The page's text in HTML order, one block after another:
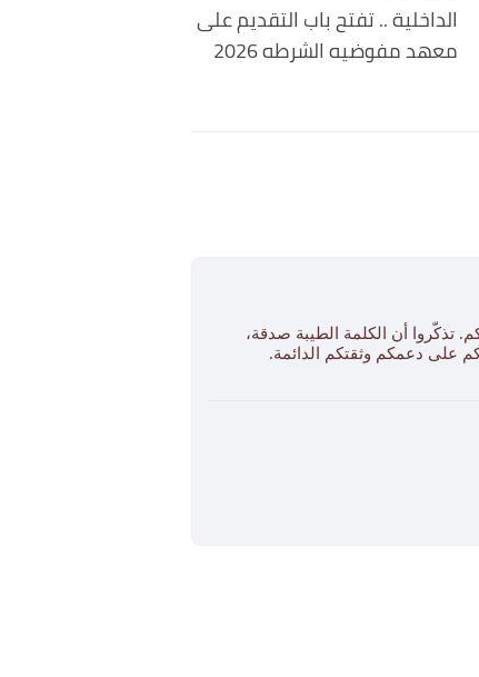
الداخلية .. تفتح باب التقديم على
معهد مفوضيه الشرطه 2026
تذكّروا أن الكلمة الطيبة صدقة،
على دعمكم وثقتكم الدائمة.